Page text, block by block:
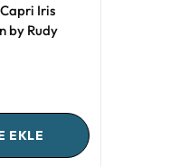
Iris
by Rudy
EKLE